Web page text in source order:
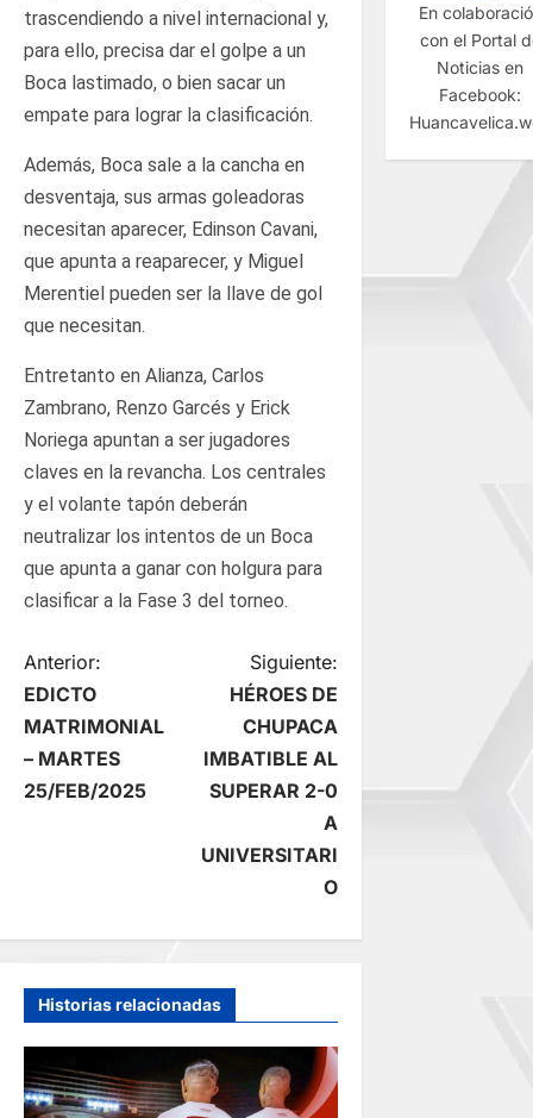
trascendiendo a nivel internacional y,
para ello, precisa dar el golpe a un
Boca lastimado, o bien sacar un
empate para lograr la clasificación.
Además, Boca sale a la cancha en
desventaja, sus armas goleadoras
necesitan aparecer, Edinson Cavani,
que apunta a reaparecer, y Miguel
Merentiel pueden ser la llave de gol
que necesitan.
Entretanto en Alianza, Carlos
Zambrano, Renzo Garcés y Erick
Noriega apuntan a ser jugadores
claves en la revancha. Los centrales
y el volante tapón deberán
neutralizar los intentos de un Boca
que apunta a ganar con holgura para
clasificar a la Fase 3 del torneo.
N
a
v
a
c
i
ó
Anterior:
EDICTO
MATRIMONIAL
– MARTES
25/FEB/2025
Siguiente:
HÉROES DE
CHUPACA
IMBATIBLE AL
SUPERAR 2-0
A
UNIVERSITARI
O
Historias relacionadas
En
con el Portal
Noticias en
Facebook: